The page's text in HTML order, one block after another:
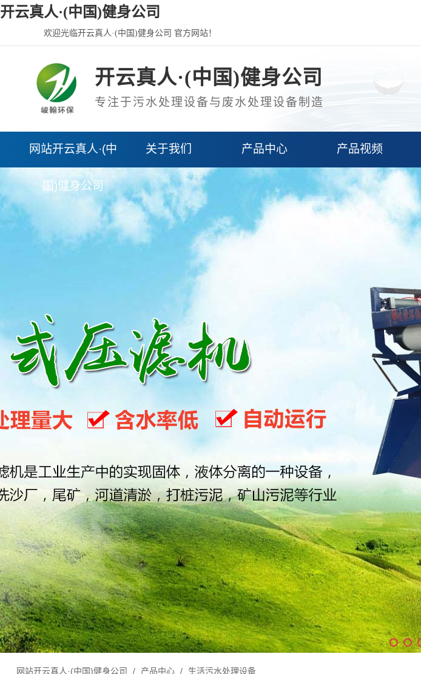
开云真人·(中国)健身公司
欢迎光临开云真人·(中国)健身公司 官方网站！
开云真人·(中国)健身公司
专注于污水处理设备与废水处理设备制造
网站开云真人·(中
国)健身公司
关于我们 产品中心 产品视频
网站开云真人·(中国)健身公司 / 产品中心 / 生活污水处理设备